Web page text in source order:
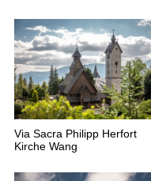
Via Sacra Philipp Herfort
Kirche Wang